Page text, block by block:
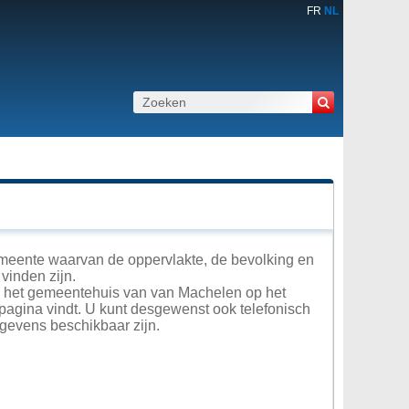
FR NL
waarvan de oppervlakte, de bevolking en
zijn.
gemeentehuis van van Machelen op het
vindt. U kunt desgewenst ook telefonisch
beschikbaar zijn.